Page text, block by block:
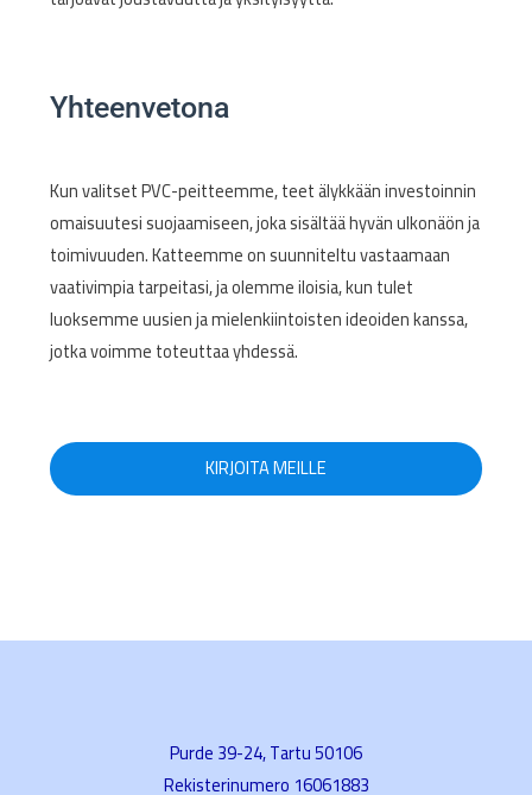
Yhteenvetona
Kun valitset PVC-peitteemme, teet älykkään investoinnin
omaisuutesi suojaamiseen, joka sisältää hyvän ulkonäön ja
toimivuuden. Katteemme on suunniteltu vastaamaan
vaativimpia tarpeitasi, ja olemme iloisia, kun tulet
luoksemme uusien ja mielenkiintoisten ideoiden kanssa,
jotka voimme toteuttaa yhdessä.
KIRJOITA MEILLE
Purde 39-24, Tartu 50106
Rekisterinumero 16061883